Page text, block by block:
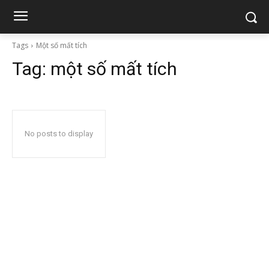
Tags Một số mất tích
Tag: một số mất tích
No posts to display